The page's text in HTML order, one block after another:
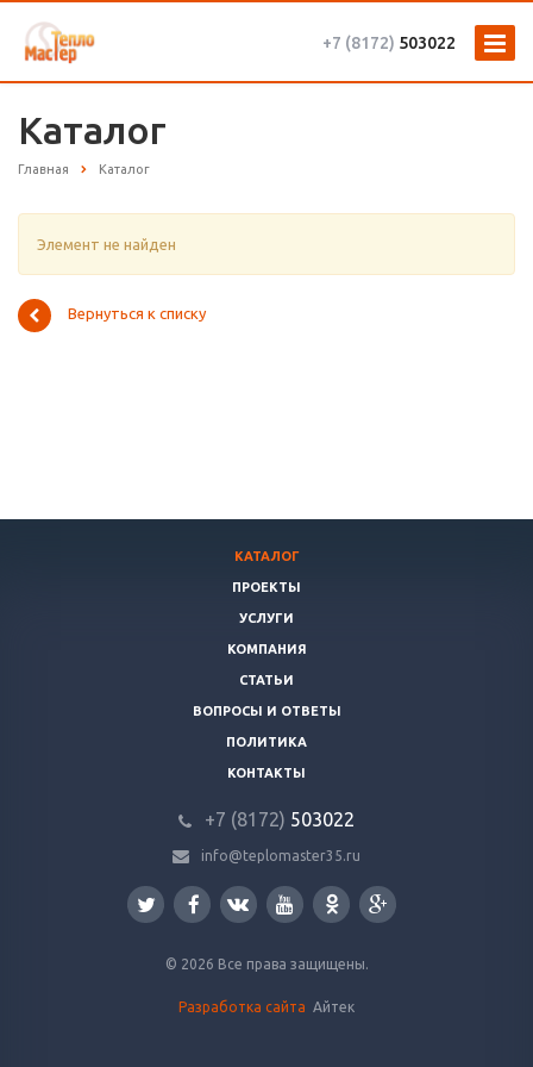
+7 (8172) 503022
Каталог
Главная Каталог
Элемент не найден
Вернуться к списку
КАТАЛОГ
ПРОЕКТЫ
УСЛУГИ
КОМПАНИЯ
СТАТЬИ
ВОПРОСЫ И ОТВЕТЫ
ПОЛИТИКА
КОНТАКТЫ
+7 (8172) 503022
info@teplomaster35.ru
© 2026 Все права защищены.
Разработка сайта Айтек